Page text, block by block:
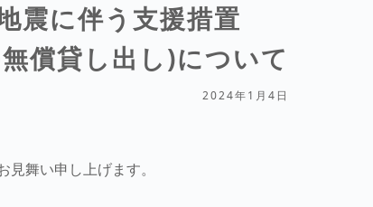
震に伴う支援措置
償貸し出し)について
2024年1月4日
舞い申し上げます。